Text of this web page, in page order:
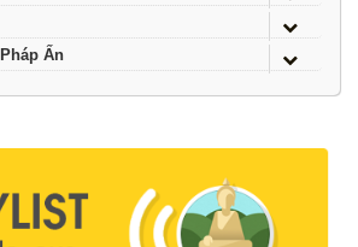
Ấn